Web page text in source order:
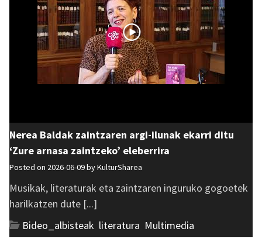
Nerea Baldak zaintzaren argi-ilunak ekarri ditu
‘Zure arnasa zaintzeko’ eleberrira
Posted on 2026-06-09 byKulturSharea
Musikak, literaturak eta zaintzaren inguruko gogoetek
harilkatzen dute [...]
Bideo_albisteak literatura Multimedia